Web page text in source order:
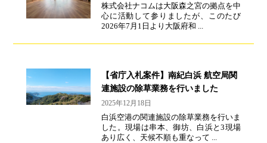
株式会社ナコムは大阪森之宮の拠点を中
心に活動して参りましたが、このたび
2026年7月1日より大阪府和 ...
【省庁入札案件】南紀白浜 航空局関
連施設の除草業務を行いました
2025年12月18日
白浜空港の関連施設の除草業務を行いま
した。現場は串本、御坊、白浜と3現場
あり広く、天候不順も重なって ...